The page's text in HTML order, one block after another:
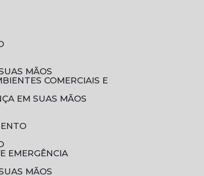
MÃOS
EM SUAS MÃOS
EMERGÊNCIA
MÃOS